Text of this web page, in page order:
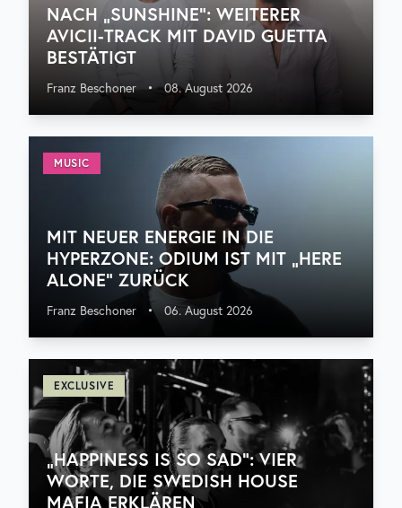
NACH „SUNSHINE“: WEITERER
AVICII-TRACK MIT DAVID GUETTA
BESTÄTIGT
Franz Beschoner • 08. August 2026
MUSIC
MIT NEUER ENERGIE IN DIE
HYPERZONE: ODIUM IST MIT „HERE
ALONE“ ZURÜCK
Franz Beschoner • 06. August 2026
EXCLUSIVE
„HAPPINESS IS SO SAD“: VIER
WORTE, DIE SWEDISH HOUSE
MAFIA ERKLÄREN